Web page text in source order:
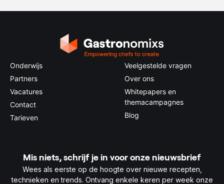
Onderwijs
Partners
Vacatures
Contact
Tarieven
Veelgestelde vragen
Over ons
Whitepapers en
themacampagnes
Blog
Mis niets, schrijf je in voor onze nieuwsbrief
Wees als eerste op de hoogte over nieuwe recepten,
technieken en trends. Ontvang enkele keren per week onze